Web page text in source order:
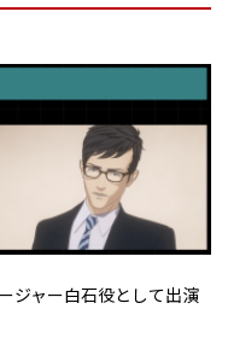
ジャー白石役として出演